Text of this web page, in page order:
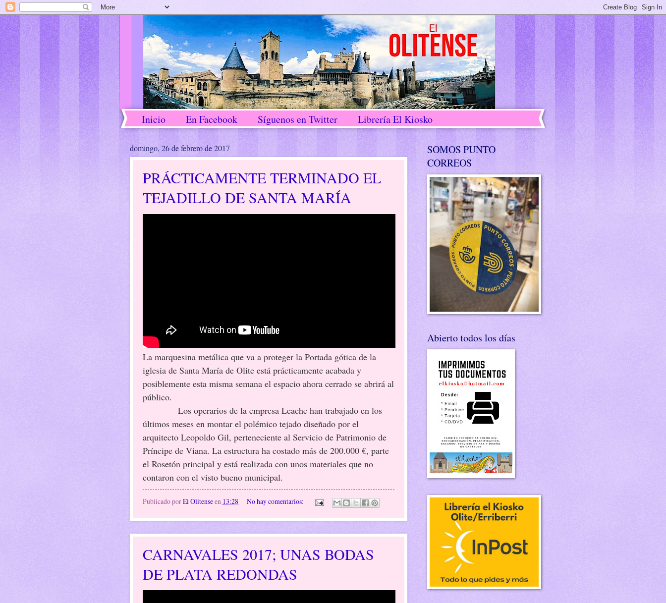
Inicio En Facebook Síguenos en Twitter Librería El Kiosko
domingo, 26 de febrero de 2017
PRÁCTICAMENTE TERMINADO EL
TEJADILLO DE SANTA MARÍA
La marquesina metálica que va a proteger la Portada gótica de la
iglesia de Santa María de Olite está prácticamente acabada y
posiblemente esta misma semana el espacio ahora cerrado se abrirá al
público.
Los operarios de la empresa Leache han trabajado en los
últimos meses en montar el polémico tejado diseñado por el
arquitecto Leopoldo Gil, perteneciente al Servicio de Patrimonio de
Príncipe de Viana. La estructura ha costado más de 200.000 €, parte
el Rosetón principal y está realizada con unos materiales que no
contaron con el visto bueno municipal.
Publicado porEl Olitenseen 13:28 No hay comentarios:
CARNAVALES 2017; UNAS BODAS
DE PLATA REDONDAS
SOMOS PUNTO
CORREOS
Abierto todos los días